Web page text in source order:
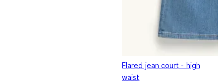
Flared jean court - high
waist